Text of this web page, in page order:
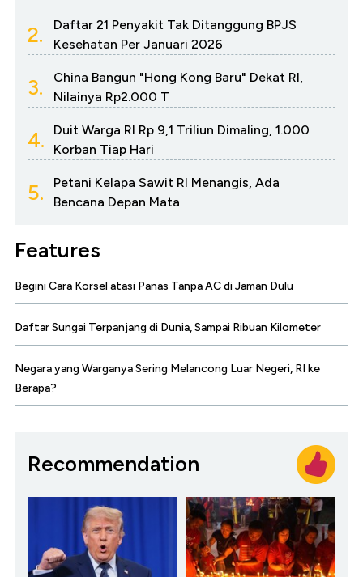
2.
Daftar 21 Penyakit Tak Ditanggung BPJS
Kesehatan Per Januari 2026
3.
China Bangun "Hong Kong Baru" Dekat RI,
Nilainya Rp2.000 T
4.
Duit Warga RI Rp 9,1 Triliun Dimaling, 1.000
Korban Tiap Hari
5.
Petani Kelapa Sawit RI Menangis, Ada
Bencana Depan Mata
Features
Begini Cara Korsel atasi Panas Tanpa AC di Jaman Dulu
Daftar Sungai Terpanjang di Dunia, Sampai Ribuan Kilometer
Negara yang Warganya Sering Melancong Luar Negeri, RI ke
Berapa?
Recommendation